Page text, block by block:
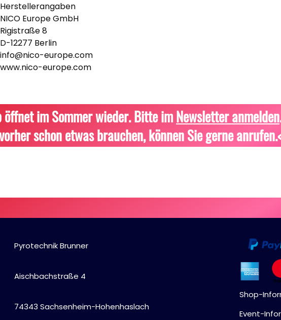
Herstellerangaben
NICO Europe GmbH
Rigistraße 8
D-12277 Berlin
info@nico-europe.com
www.nico-europe.com
öffnet im Sommer wieder. Bitte imNewsletter anmelden
schon etwas brauchen, können Sie gerne
Pyrotechnik Brunner
Aischbachstraße 4
74343 Sachsenheim-Hohenhaslach
Shop-
Event-